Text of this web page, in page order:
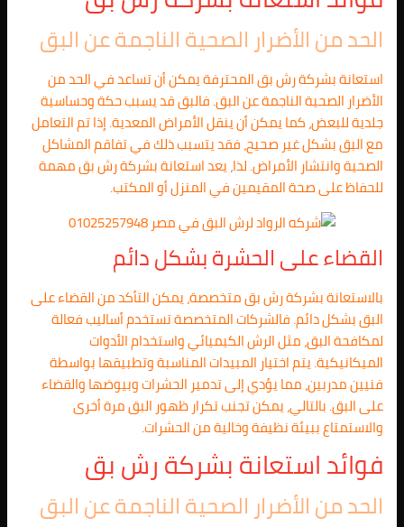
الحد من الأضرار الصحية الناجمة عن البق
استعانة بشركة رش بق المحترفة يمكن أن تساعد في الحد من
الأضرار الصحية الناجمة عن البق. فالبق قد يسبب حكة وحساسية
جلدية للبعض، كما يمكن أن ينقل الأمراض المعدية. إذا تم التعامل
مع البق بشكل غير صحيح، فقد يتسبب ذلك في تفاقم المشاكل
الصحية وانتشار الأمراض. لذا، يعد استعانة بشركة رش بق مهمة
للحفاظ على صحة المقيمين في المنزل أو المكتب.
القضاء على الحشرة بشكل دائم
بالاستعانة بشركة رش بق متخصصة، يمكن التأكد من القضاء على
البق بشكل دائم. فالشركات المتخصصة تستخدم أساليب فعالة
لمكافحة البق، مثل الرش الكيميائي واستخدام الأدوات
الميكانيكية. يتم اختيار المبيدات المناسبة وتطبيقها بواسطة
فنيين مدربين، مما يؤدي إلى تدمير الحشرات وبيوضها والقضاء
على البق. بالتالي، يمكن تجنب تكرار ظهور البق مرة أخرى
والاستمتاع ببيئة نظيفة وخالية من الحشرات.
فوائد استعانة بشركة رش بق
الحد من الأضرار الصحية الناجمة عن البق